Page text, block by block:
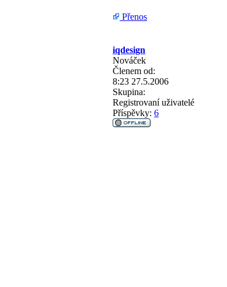
Přenos
iqdesign
Nováček
Členem od:
8:23 27.5.2006
Skupina:
Registrovaní uživatelé
Příspěvky: 6